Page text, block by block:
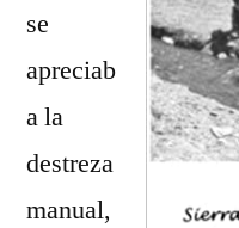
se
apreciab
a la
destreza
manual,